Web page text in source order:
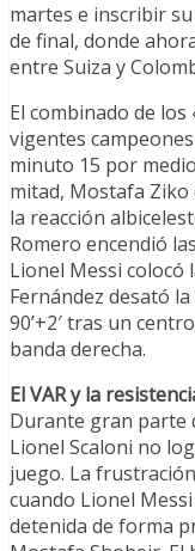
martes e inscribir
de final, donde
entre Suiza y
El combinado de
vigentes
minuto 15 por
mitad, Mostafa Ziko
la reacción
Romero encendió
Lionel Messi colocó
Fernández desató
90’+2′ tras un
banda derecha.
El VAR y la
Durante gran parte
Lionel Scaloni no
juego. La
cuando Lionel
detenida de forma